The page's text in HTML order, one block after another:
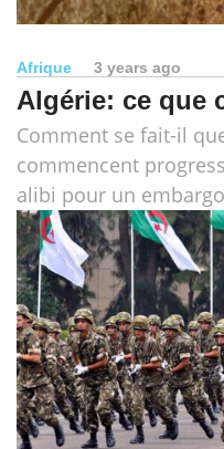
Afrique 3 years ago
Algérie: ce que
Comment se fait-il
commencent
alibi pour un